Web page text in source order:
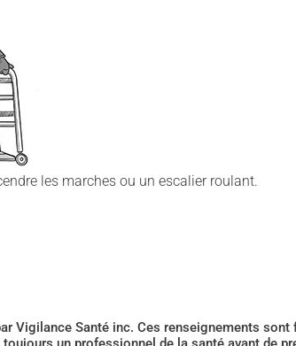
les marches ou un escalier roulant.
Santé inc. Ces renseignements sont